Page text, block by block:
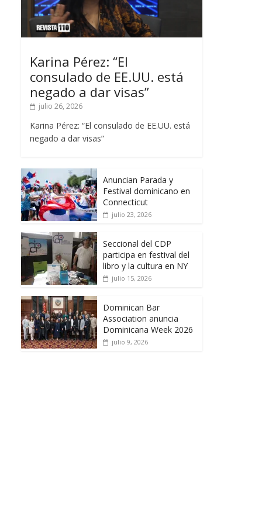
Karina Pérez: “El
consulado de EE.UU. está
negado a dar visas”
julio 26, 2026
Karina Pérez: “El consulado de EE.UU. está
negado a dar visas”
Anuncian Parada y
Festival dominicano en
Connecticut
julio 23, 2026
Seccional del CDP
participa en festival del
libro y la cultura en NY
julio 15, 2026
Dominican Bar
Association anuncia
Dominicana Week 2026
julio 9, 2026